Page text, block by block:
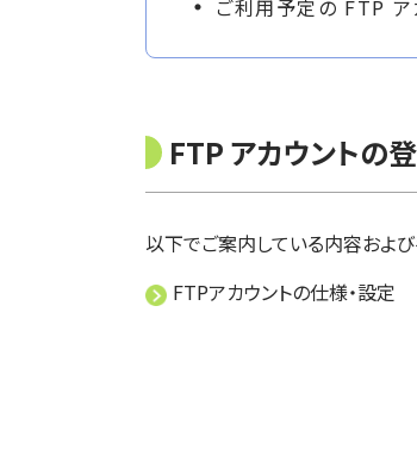
ご利用予定の FTP ア
FTP アカウントの
以下でご案内している内容および
FTPアカウントの仕様・設定